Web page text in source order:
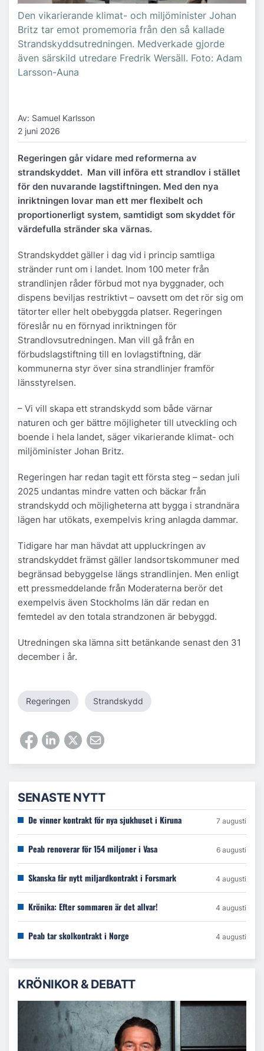
Den vikarierande klimat- och miljöminister Johan
Britz tar emot promemoria från den så kallade
Strandskyddsutredningen. Medverkade gjorde
även särskild utredare Fredrik Wersäll. Foto: Adam
Larsson-Auna
Av: Samuel Karlsson
2 juni 2026
Regeringen går vidare med reformerna av
strandskyddet. Man vill införa ett strandlov i stället
för den nuvarande lagstiftningen. Med den nya
inriktningen lovar man ett mer flexibelt och
proportionerligt system, samtidigt som skyddet för
värdefulla stränder ska värnas.
Strandskyddet gäller i dag vid i princip samtliga
stränder runt om i landet. Inom 100 meter från
strandlinjen råder förbud mot nya byggnader, och
dispens beviljas restriktivt – oavsett om det rör sig om
tätorter eller helt obebyggda platser. Regeringen
föreslår nu en förnyad inriktningen för
Strandlovsutredningen. Man vill gå från en
förbudslagstiftning till en lovlagstiftning, där
kommunerna styr över sina strandlinjer framför
länsstyrelsen.
– Vi vill skapa ett strandskydd som både värnar
naturen och ger bättre möjligheter till utveckling och
boende i hela landet, säger vikarierande klimat- och
miljöminister Johan Britz.
Regeringen har redan tagit ett första steg – sedan juli
2025 undantas mindre vatten och bäckar från
strandskydd och möjligheterna att bygga i strandnära
lägen har utökats, exempelvis kring anlagda dammar.
Tidigare har man hävdat att uppluckringen av
strandskyddet främst gäller landsortskommuner med
begränsad bebyggelse längs strandlinjen. Men enligt
ett pressmeddelande från Moderaterna berör det
exempelvis även Stockholms län där redan en
femtedel av den totala strandzonen är bebyggd.
Utredningen ska lämna sitt betänkande senast den 31
december i år.
Regeringen Strandskydd
SENASTE NYTT
De vinner kontrakt för nya sjukhuset i Kiruna 7 augusti
Peab renoverar för 154 miljoner i Vasa 6 augusti
Skanska får nytt miljardkontrakt i Forsmark 4 augusti
Krönika: Efter sommaren är det allvar! 4 augusti
Peab tar skolkontrakt i Norge 4 augusti
KRÖNIKOR & DEBATT